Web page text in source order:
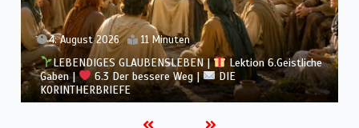
3. August 2026 12 Minuten
LEBENDIGES GLAUBENSLEBEN |
Lektion 6.Geistliche
Gaben |
6.2 Einheit durch Vielfalt |
DIE
KORINTHERBRIEFE